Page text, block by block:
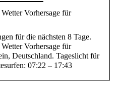
Vorhersage für
für die nächsten 8 Tage.
Vorhersage für
Deutschland. Tageslicht für
07:22 – 17:43